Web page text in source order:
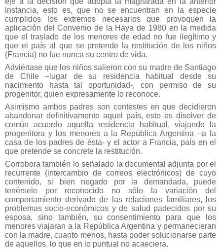
instancia, esto es, que no se encuentran en la especie
cumplidos los extremos necesarios que provoquen la
aplicación del Convenio de la Haya de 1980 en la medida
que el traslado de los menores de edad no fue ilegítimo y
que el país al que se pretende la restitución de los niños
(Francia) no fue nunca su centro de vida.
Adviértase que los niños salieron con su madre de Santiago
de Chile –lugar de su residencia habitual desde su
nacimiento hasta tal oportunidad-, con permiso de su
progenitor, quien expresamente lo reconoce.
Asimismo ambos padres son contestes en que decidieron
abandonar definitivamente aquel país, esto es disolver de
común acuerdo aquella residencia habitual, viajando la
progenitora y los menores a la República Argentina –a la
casa de los padres de ésta- y el actor a Francia, país en el
que pretende se concrete la restitución.
Corrobora también lo señalado la documental adjunta por el
recurrente (intercambio de correos electrónicos) de cuyo
contenido, si bien negado por la demandada, puede
tenérsele por reconocido no sólo la variación del
comportamiento derivado de las relaciones familiares, los
problemas socio-económicos y de salud padecidos por su
esposa, sino también, su consentimiento para que los
menores viajaran a la República Argentina y permanecieran
con la madre, cuanto menos, hasta poder solucionarse parte
de aquellos, lo que en lo puntual no acaeciera.